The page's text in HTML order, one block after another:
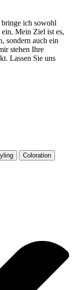
ich sowohl
Mein Ziel ist es,
sondern auch ein
stehen Ihre
Lassen Sie uns
Coloration